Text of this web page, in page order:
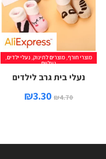
מוצרי חורף, מוצרים לתינוק, נעלי ילדים,
נעליים
נעלי בית גרב לילדים
₪4.70
₪3.30